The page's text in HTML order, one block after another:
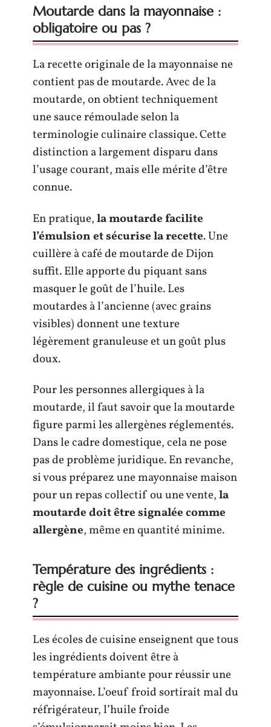
Moutarde dans la mayonnaise :
obligatoire ou pas ?
La recette originale de la mayonnaise ne
contient pas de moutarde. Avec de la
moutarde, on obtient techniquement
une sauce rémoulade selon la
terminologie culinaire classique. Cette
distinction a largement disparu dans
l’usage courant, mais elle mérite d’être
connue.
En pratique,la moutarde facilite
l’émulsion et sécurise la recette. Une
cuillère à café de moutarde de Dijon
suffit. Elle apporte du piquant sans
masquer le goût de l’huile. Les
moutardes à l’ancienne (avec grains
visibles) donnent une texture
légèrement granuleuse et un goût plus
doux.
Pour les personnes allergiques à la
moutarde, il faut savoir que la moutarde
figure parmi les allergènes réglementés.
Dans le cadre domestique, cela ne pose
pas de problème juridique. En revanche,
si vous préparez une mayonnaise maison
pour un repas collectif ou une vente,la
moutarde doit être signalée comme
allergène, même en quantité minime.
Température des ingrédients :
règle de cuisine ou mythe tenace
?
Les écoles de cuisine enseignent que tous
les ingrédients doivent être à
température ambiante pour réussir une
mayonnaise. L’oeuf froid sortirait mal du
réfrigérateur, l’huile froide